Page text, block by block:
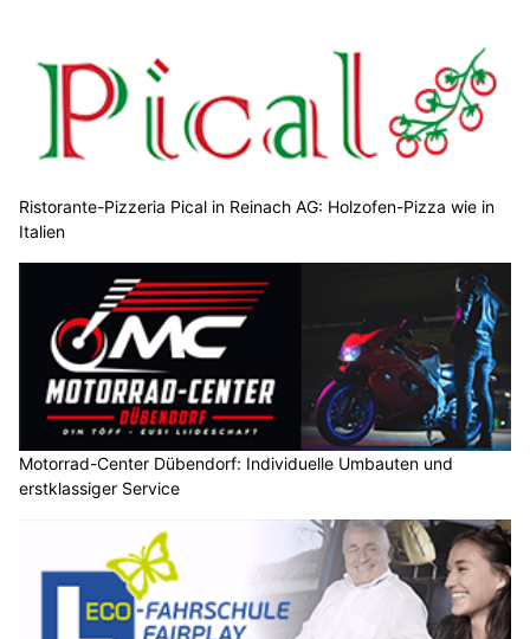
Ristorante-Pizzeria Pical in Reinach AG: Holzofen-Pizza wie in
Italien
Motorrad-Center Dübendorf: Individuelle Umbauten und
erstklassiger Service